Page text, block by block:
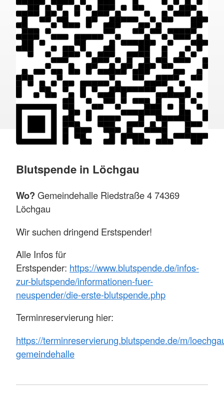
Blutspende in Löchgau
Wo?Gemeindehalle Riedstraße 4 74369
Löchgau
Wir suchen dringend Erstspender!
Alle Infos für
Erstspender: https://www.blutspende.de/infos-
zur-blutspende/informationen-fuer-
neuspender/die-erste-blutspende.php
Terminreservierung hier:
https://terminreservierung.blutspende.de/m/
gemeindehalle